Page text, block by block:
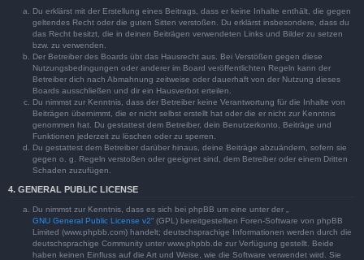
Du erklärst mit der Erstellung eines Beitrags, dass er keine Inhalte enthält, die gegen
geltendes Recht oder die guten Sitten verstoßen. Du erklärst insbesondere, dass du
das Recht besitzt, die in deinen Beiträgen verwendeten Links und Bilder zu setzen
bzw. zu verwenden.
Der Betreiber des Boards übt das Hausrecht aus. Bei Verstößen gegen diese
Nutzungsbedingungen oder anderer im Board veröffentlichten Regeln kann der
Betreiber dich nach Abmahnung zeitweise oder dauerhaft von der Nutzung dieses
Boards ausschließen und dir ein Hausverbot erteilen.
Du nimmst zur Kenntnis, dass der Betreiber keine Verantwortung für die Inhalte von
Beiträgen übernimmt, die er nicht selbst erstellt hat oder die er nicht zur Kenntnis
genommen hat. Du gestattest dem Betreiber, dein Benutzerkonto, Beiträge und
Funktionen jederzeit zu löschen oder zu sperren.
Du gestattest dem Betreiber darüber hinaus, deine Beiträge abzuändern, sofern sie
gegen o. g. Regeln verstoßen oder geeignet sind, dem Betreiber oder einem Dritten
Schaden zuzufügen.
4. GENERAL PUBLIC LICENSE
Du nimmst zur Kenntnis, dass es sich bei phpBB um eine unter der „
GNU General Public License v2“ (GPL) bereitgestellten Foren-Software von phpBB
Limited (www.phpbb.com) handelt; deutschsprachige Informationen werden durch die
deutschsprachige Community unter www.phpbb.de zur Verfügung gestellt. Beide
haben keinen Einfluss auf die Art und Weise, wie die Software verwendet wird. Sie